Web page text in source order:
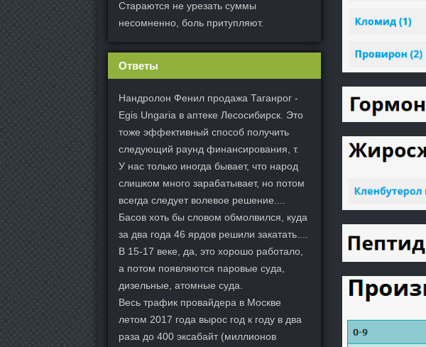
Стараются не урезать суммы
несомненно, боль притупляют.
Ответы
Нандролон Фенил продажа Таганрог -
Egis Ungaria в аптеке Лесосибирск. Это
тоже эффективный способ получить
следующий раунд финансирования, т.
У нас только иногда бывает, что народ
слишком много зарабатывает, но потом
всегда следует волевое решение....
Басов хоть бы словом обмолвился, куда
за два года 46 ярдов решили закатать....
В 15-17 веке, да, это хорошо работало,
а потом появляются паровые суда,
дизельные, атомные суда.
Весь трафик провайдера в Москве
летом 2017 года вырос год к году в два
раза до 400 эксабайт (миллионов